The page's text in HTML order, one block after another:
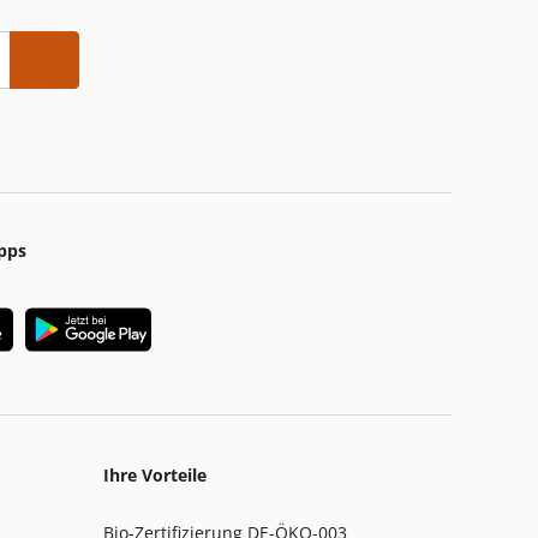
Ihre Vorteile
Bio-Zertifizierung DE-ÖKO-003